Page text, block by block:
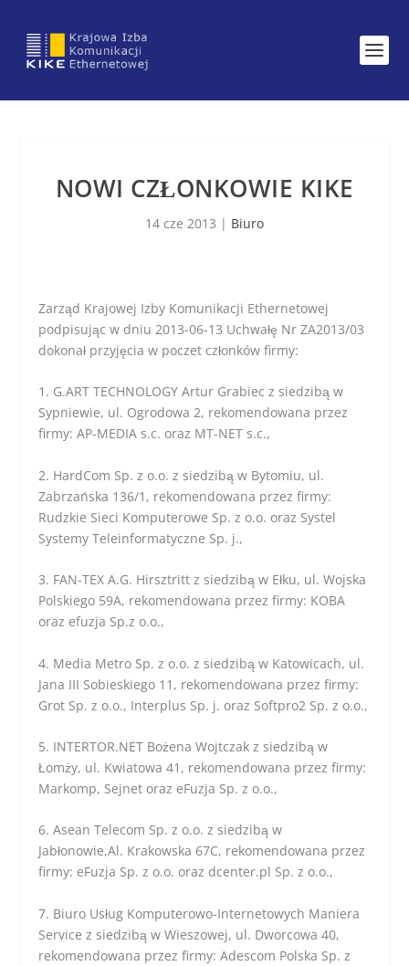
NOWI CZŁONKOWIE KIKE
14 cze 2013 | Biuro
Zarząd Krajowej Izby Komunikacji Ethernetowej
podpisując w dniu 2013-06-13 Uchwałę Nr ZA2013/03
dokonał przyjęcia w poczet członków firmy:
1. G.ART TECHNOLOGY Artur Grabiec z siedzibą w
Sypniewie, ul. Ogrodowa 2, rekomendowana przez
firmy: AP-MEDIA s.c. oraz MT-NET s.c.,
2. HardCom Sp. z o.o. z siedzibą w Bytomiu, ul.
Zabrzańska 136/1, rekomendowana przez firmy:
Rudzkie Sieci Komputerowe Sp. z o.o. oraz Systel
Systemy Teleinformatyczne Sp. j.,
3. FAN-TEX A.G. Hirsztritt z siedzibą w Ełku, ul. Wojska
Polskiego 59A, rekomendowana przez firmy: KOBA
oraz efuzja Sp.z o.o.,
4. Media Metro Sp. z o.o. z siedzibą w Katowicach, ul.
Jana III Sobieskiego 11, rekomendowana przez firmy:
Grot Sp. z o.o., Interplus Sp. j. oraz Softpro2 Sp. z o.o.,
5. INTERTOR.NET Bożena Wojtczak z siedzibą w
Łomży, ul. Kwiatowa 41, rekomendowana przez firmy:
Markomp, Sejnet oraz eFuzja Sp. z o.o.,
6. Asean Telecom Sp. z o.o. z siedzibą w
Jabłonowie,Al. Krakowska 67C, rekomendowana przez
firmy: eFuzja Sp. z o.o. oraz dcenter.pl Sp. z o.o.,
7. Biuro Usług Komputerowo-Internetowych Maniera
Service z siedzibą w Wieszowej, ul. Dworcowa 40,
rekomendowana przez firmy: Adescom Polska Sp. z